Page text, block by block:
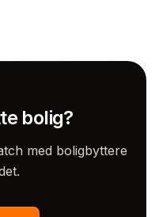
bolig?
med boligbyttere